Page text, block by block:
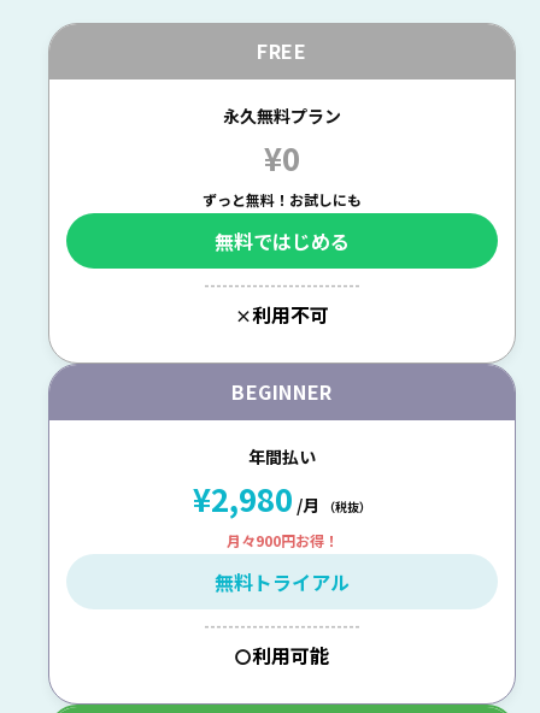
FREE
永久無料プラン
¥0
ずっと無料！お試しにも
無料ではじめる
--------------------------
×利用不可
BEGINNER
年間払い
¥2,980 /月 （税抜）
月々900円お得！
無料トライアル
--------------------------
〇利用可能